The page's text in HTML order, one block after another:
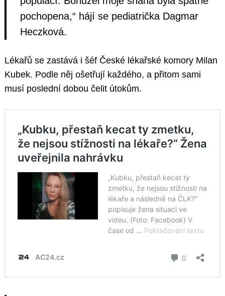
pochopena,“ hájí se pediatrička Dagmar
Heczková.
Lékařů se zastává i šéf České lékařské komory Milan
Kubek. Podle něj ošetřují každého, a přitom sami
musí poslední dobou čelit útokům.